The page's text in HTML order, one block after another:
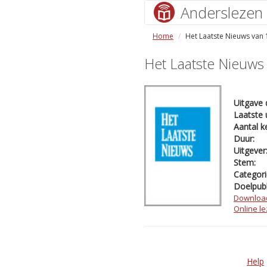
Anderslezen
Home Het Laatste Nieuws van
Het Laatste
Uitgave
Laatste
Aantal
Duur:
Uitgever:
Stem:
Online
Help